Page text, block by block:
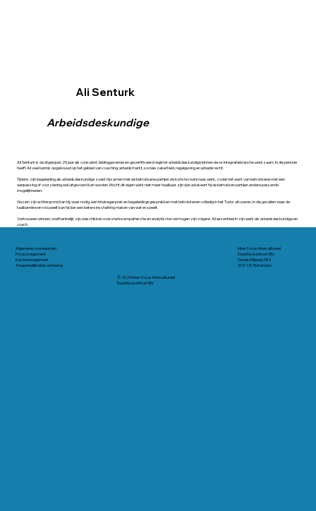
Ali Senturk
Arbeidsdeskundige
Ali Senturk is de afgelopen 25 jaar als consulent, leidinggevende en gecertificeerd register arbeidsdeskundige binnen de re-integratiebranche werkzaam. In die periode
heeft Ali veel kennis opgebouwd op het gebied van coaching, arbeidsmarkt, sociale zekerheid, regelgeving en arbeidsrecht.
Tijdens zijn begeleiding als arbeidsdeskundige zoekt hij samen met de betrokkene partijen de kortste route naar werk, zodat het werk van betrokkene met een
aanpassing of voorziening wel uitgevoerd kan worden. Mocht dit eigen werk niet meer haalbaar zijn dan adviseert hij de betrokken partijen andere passende
mogelijkheden.
Gezien zijn achtergrond kan hij, waar nodig, een intakegesprek en begeleidingsgesprekken met betrokkenen volledig in het Turks uitvoeren. In die gevallen waar de
taalbarrière en rol speelt kan hij dan een betere inschatting maken van wat er speelt.
Vertrouwen winnen, onafhankelijk zijn, beschikken over sterke empathische en analytische vermogen zijn volgens Ali essentieel in zijn werk als arbeidsdeskundige en
coach.
Algemene voorwaarden
Privacyreglement
Klachtenreglement
Toegankelijkheidsverklaring
© 2025 Inter-Focus Intercultureel
Expertisecentrum B.V.
Inter-Focus Intercultureel
Expertisecentrum B.V.
Goudse Rijweg 380
3031 CK Rotterdam